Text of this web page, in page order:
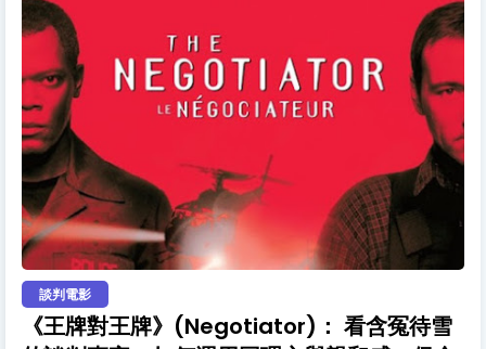
談判電影
《王牌對王牌》(Negotiator)： 看含冤待雪